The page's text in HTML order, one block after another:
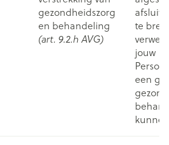
gezondheidszorg
en behandeling
(art. 9.2.h AVG)
te
jouw
een